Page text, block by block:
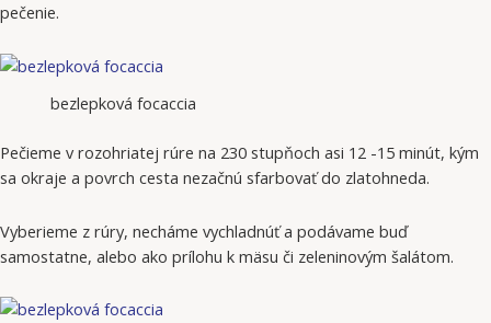
pečenie.
bezlepková focaccia
Pečieme v rozohriatej rúre na 230 stupňoch asi 12 -15 minút, kým
sa okraje a povrch cesta nezačnú sfarbovať do zlatohneda.
Vyberieme z rúry, necháme vychladnúť a podávame buď
samostatne, alebo ako prílohu k mäsu či zeleninovým šalátom.